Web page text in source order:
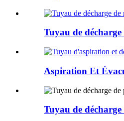
Tuyau de
Aspiration Et
Tuyau de